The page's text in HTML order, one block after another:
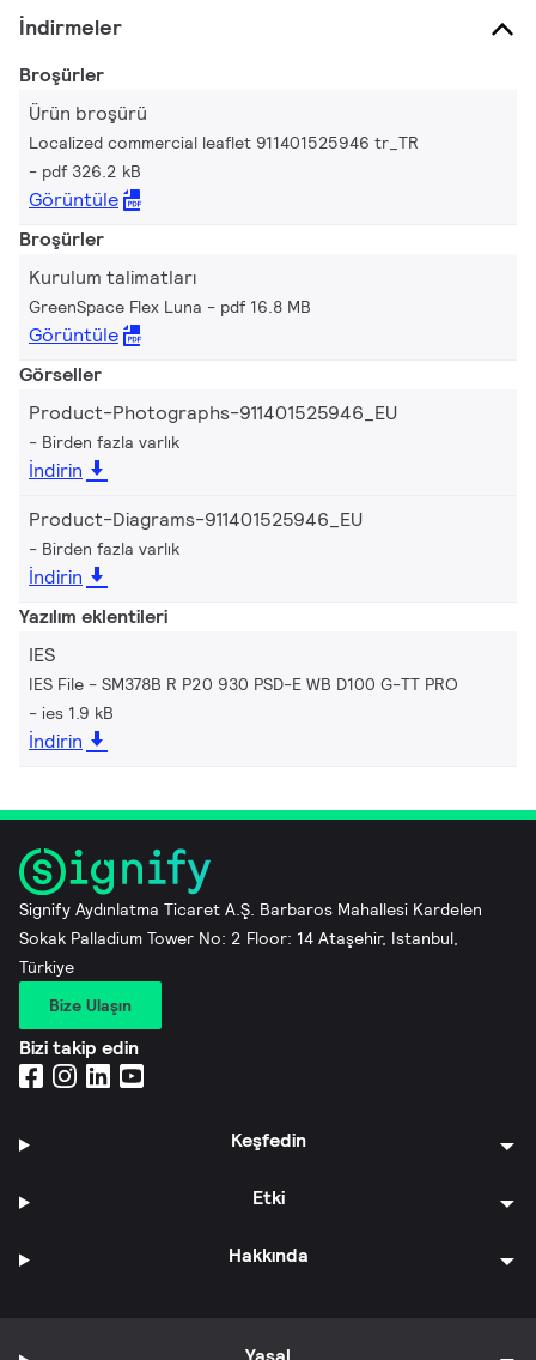
İndirmeler
Broşürler
Ürün broşürü
Localized commercial leaflet 911401525946 tr_TR
pdf 326.2 kB
Görüntüle
Broşürler
Kurulum talimatları
GreenSpace Flex Luna pdf 16.8 MB
Görüntüle
Görseller
Product-Photographs-911401525946_EU
Birden fazla varlık
İndirin
Product-Diagrams-911401525946_EU
Birden fazla varlık
İndirin
Yazılım eklentileri
IES
IES File - SM378B R P20 930 PSD-E WB D100 G-TT PRO
ies 1.9 kB
İndirin
Signify Aydınlatma Ticaret A.Ş. Barbaros Mahallesi Kardelen
Sokak Palladium Tower No: 2 Floor: 14 Ataşehir, Istanbul,
Türkiye
Bize Ulaşın
Bizi takip edin
Keşfedin
Etki
Hakkında